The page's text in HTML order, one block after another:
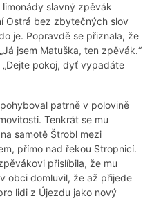
slavný zpěvák
Ostrá bez zbytečných slov
je. Popravdě se přiznala, že
jsem Matuška, ten zpěvák.“
„Dejte pokoj, dyť vypadáte
patrně v polovině
Tenkrát se mu
samotě Štrobl mezi
přímo nad řekou Stropnicí.
přislíbila, že mu
obci domluvil, že až přijede
lidi z Újezdu jako nový